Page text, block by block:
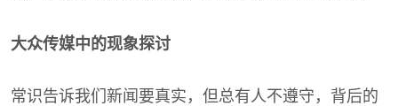
大众传媒中的现象探讨
常识告诉我们新闻要真实，但总有人不遵守，背后的